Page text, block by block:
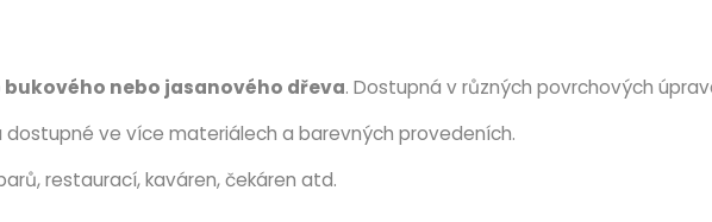
nebo jasanového dřeva. Dostupná v různých povrchových
dostupné ve více materiálech a barevných provedeních.
restaurací, kaváren, čekáren atd.